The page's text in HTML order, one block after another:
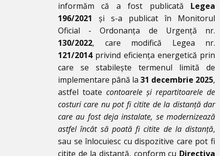
informăm că a fost publicată Legea
196/2021 și s-a publicat în Monitorul
Oficial - Ordonanța de Urgență nr.
130/2022, care modifică Legea nr.
121/2014privind eficiența energetică prin
care se stabilește termenul limită de
implementare până la 31 decembrie 2025,
astfel toate contoarele și repartitoarele de
costuri care nu pot fi citite de la distanță dar
care au fost deja instalate, se modernizează
astfel încât să poată fi citite de la distanță,
sau se înlocuiesc cu dispozitive care pot fi
citite de la distanță, conform cu Directiva